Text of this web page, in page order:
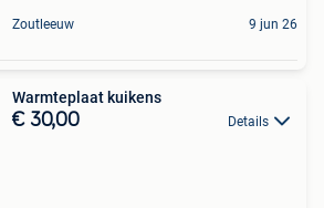
Zoutleeuw 9 jun 26
Warmteplaat kuikens
€ 30,00 Details